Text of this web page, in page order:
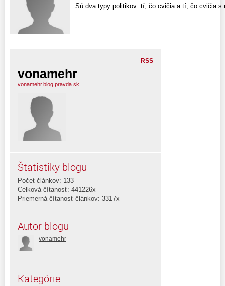
Sú dva typy politikov: tí, čo cvičia a tí, čo cvičia s
RSS
vonamehr
vonamehr.blog.pravda.sk
Štatistiky blogu
Počet článkov: 133
Celková čítanosť: 441226x
Priemerná čítanosť článkov: 3317x
Autor blogu
vonamehr
Kategórie